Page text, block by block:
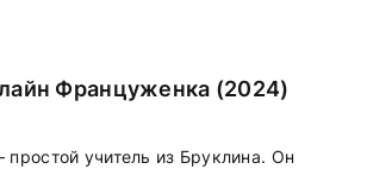
Француженка (2024)
учитель из Бруклина. Он